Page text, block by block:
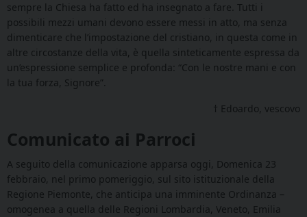
sempre la Chiesa ha fatto ed ha insegnato a fare. Tutti i
possibili mezzi umani devono essere messi in atto, ma senza
dimenticare che l’impostazione del cristiano, in questa come in
altre circostanze della vita, è quella sinteticamente espressa da
un’espressione semplice e profonda: “Con le nostre mani e con
la tua forza, Signore”.
† Edoardo, vescovo
Comunicato ai Parroci
A seguito della comunicazione apparsa oggi, Domenica 23
febbraio, nel primo pomeriggio, sul sito istituzionale della
Regione Piemonte, che anticipa una imminente Ordinanza –
omogenea a quella delle Regioni Lombardia, Veneto, Emilia